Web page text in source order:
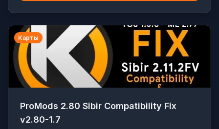
Карты
ProMods 2.80 Sibir Compatibility Fix
v2.80-1.7